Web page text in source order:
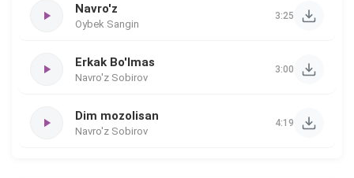
Navro'z
Oybek Sangin
3:25
Erkak Bo'lmas
Navro'z Sobirov
3:00
Dim mozolisan
Navro'z Sobirov
4:19